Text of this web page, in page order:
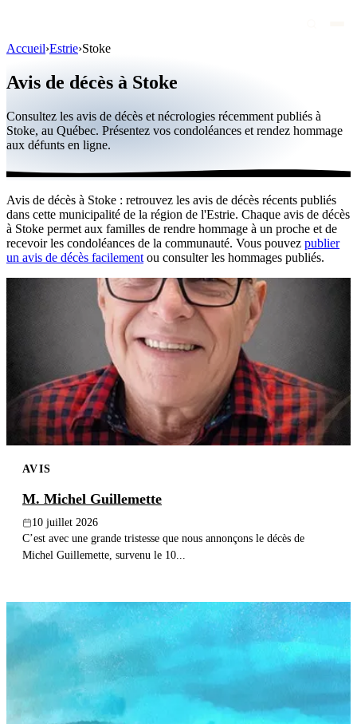
Personnalités publiques
Québec
Canada
International
Par région
Par ville
Publier un avis
Recherche
Accueil›Estrie›Stoke
Avis de décès à Stoke
Consultez les avis de décès et nécrologies récemment publiés à
Stoke, au Québec. Présentez vos condoléances et rendez hommage
aux défunts en ligne.
Avis de décès à Stoke : retrouvez les avis de décès récents publiés
dans cette municipalité de la région de l'Estrie. Chaque avis de décès
à Stoke permet aux familles de rendre hommage à un proche et de
recevoir les condoléances de la communauté. Vous pouvez publier
un avis de décès facilement ou consulter les hommages publiés.
AVIS
M. Michel Guillemette
10 juillet 2026
C’est avec une grande tristesse que nous annonçons le décès de
Michel Guillemette, survenu le 10...